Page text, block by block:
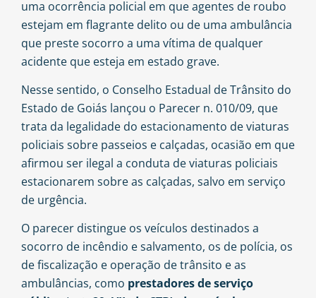
uma ocorrência policial em que agentes de roubo
estejam em flagrante delito ou de uma ambulância
que preste socorro a uma vítima de qualquer
acidente que esteja em estado grave.
Nesse sentido, o Conselho Estadual de Trânsito do
Estado de Goiás lançou o Parecer n. 010/09, que
trata da legalidade do estacionamento de viaturas
policiais sobre passeios e calçadas, ocasião em que
afirmou ser ilegal a conduta de viaturas policiais
estacionarem sobre as calçadas, salvo em serviço
de urgência.
O parecer distingue os veículos destinados a
socorro de incêndio e salvamento, os de polícia, os
de fiscalização e operação de trânsito e as
ambulâncias, como prestadores de serviço